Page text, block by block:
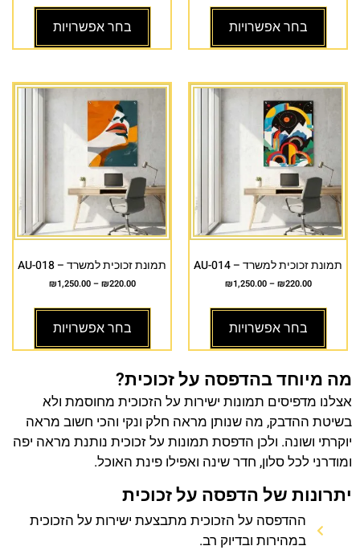
בחר אפשרויות בחר אפשרויות
תמונת זכוכית למשרד – AU-014
₪220.00
–
₪1,250.00
בחר אפשרויות
תמונת זכוכית למשרד – AU-018
₪220.00
–
₪1,250.00
בחר אפשרויות
מה מיוחד בהדפסה על זכוכית?
אצלנו מדפיסים תמונות ישירות על הזכוכית מחוסמת ולא
בשיטת ההדבק, מה שנותן מראה חלק ונקי והכי חשוב מראה
יוקרתי ושונה. ולכן הדפסת תמונות על זכוכית נותנת מראה יפה
ומודרני לכל סלון, חדר שינה ואפילו פינת האוכל.
יתרונות של הדפסה על זכוכית
ההדפסה על הזכוכית מתבצעת ישירות על הזכוכית
במהירות ובדיוק רב.